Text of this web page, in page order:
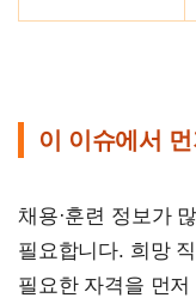
이 이슈에서
채용·훈련 정보가
필요합니다. 희망
필요한 자격을 먼